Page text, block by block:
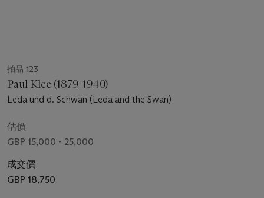
拍品 123
Paul Klee (1879-1940)
Leda und d. Schwan (Leda and the Swan)
估價
GBP 15,000 - 25,000
成交價
GBP 18,750